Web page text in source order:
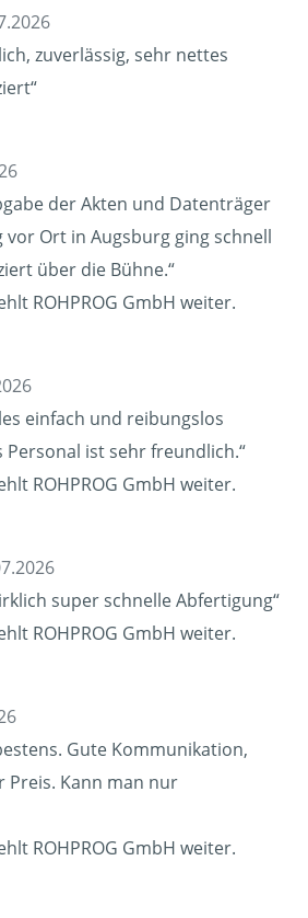
zuverlässig, sehr nettes
der Akten und Datenträger
vor Ort in Augsburg ging schnell
über die Bühne.“
ROHPROG GmbH weiter.
einfach und reibungslos
Personal ist sehr freundlich.“
ROHPROG GmbH weiter.
super schnelle Abfertigung“
ROHPROG GmbH weiter.
Gute Kommunikation,
Preis. Kann man nur
ROHPROG GmbH weiter.